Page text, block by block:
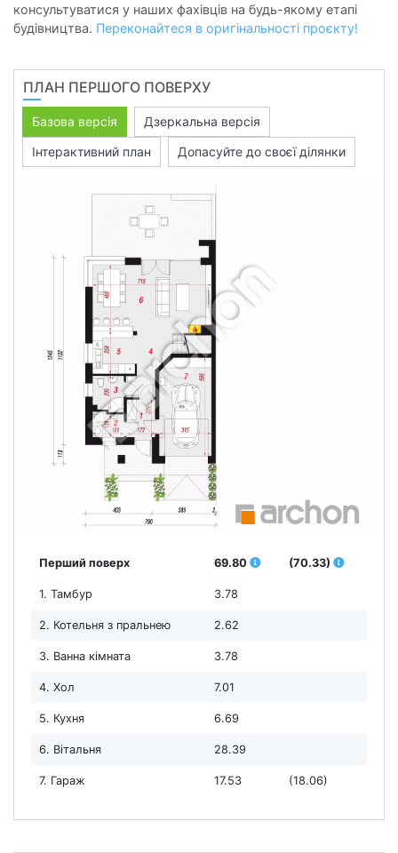
консультуватися у наших фахівців на будь-якому етапі
будівництва. Переконайтеся в оригінальності проєкту!
ПЛАН ПЕРШОГО ПОВЕРХУ
Базова версія
Дзеркальна версія
Інтерактивний план
Допасуйте до своєї ділянки
Перший поверх 69.80 (70.33)
1. Тамбур 3.78
2. Котельня з пральнею 2.62
3. Ванна кімната 3.78
4. Хол 7.01
5. Кухня 6.69
6. Вітальня 28.39
7. Гараж 17.53 (18.06)